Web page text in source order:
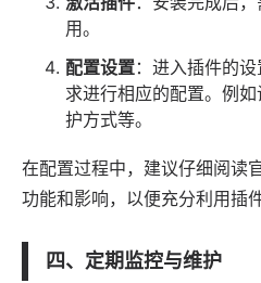
用。
配置设置：进入插件的
求进行相应的配置。例
护方式等。
在配置过程中，建议仔细阅读
功能和影响，以便充分利用插
四、定期监控与维护